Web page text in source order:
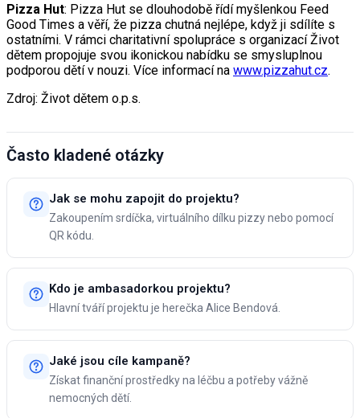
Pizza Hut: Pizza Hut se dlouhodobě řídí myšlenkou Feed
Good Times a věří, že pizza chutná nejlépe, když ji sdílíte s
ostatními. V rámci charitativní spolupráce s organizací Život
dětem propojuje svou ikonickou nabídku se smysluplnou
podporou dětí v nouzi. Více informací na www.pizzahut.cz.
Zdroj: Život dětem o.p.s.
Často kladené otázky
Jak se mohu zapojit do projektu?
Zakoupením srdíčka, virtuálního dílku pizzy nebo pomocí
QR kódu.
Kdo je ambasadorkou projektu?
Hlavní tváří projektu je herečka Alice Bendová.
Jaké jsou cíle kampaně?
Získat finanční prostředky na léčbu a potřeby vážně
nemocných dětí.